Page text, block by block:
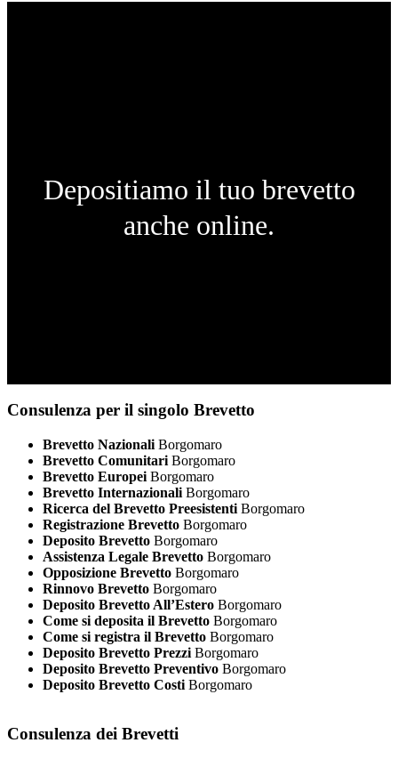
Depositiamo il tuo brevetto
anche online.
Consulenza per il singolo Brevetto
Brevetto Nazionali Borgomaro
Brevetto Comunitari Borgomaro
Brevetto Europei Borgomaro
Brevetto Internazionali Borgomaro
Ricerca del Brevetto Preesistenti Borgomaro
Registrazione Brevetto Borgomaro
Deposito Brevetto Borgomaro
Assistenza Legale Brevetto Borgomaro
Opposizione Brevetto Borgomaro
Rinnovo Brevetto Borgomaro
Deposito Brevetto All’Estero Borgomaro
Come si deposita il Brevetto Borgomaro
Come si registra il Brevetto Borgomaro
Deposito Brevetto Prezzi Borgomaro
Deposito Brevetto Preventivo Borgomaro
Deposito Brevetto Costi Borgomaro
Consulenza dei Brevetti